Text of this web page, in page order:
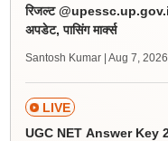
रिजल्ट
अपडेट, पासिंग मार्क्स
Santosh Kumar | Aug 7, 2026
LIVE
UGC NET Answer Key